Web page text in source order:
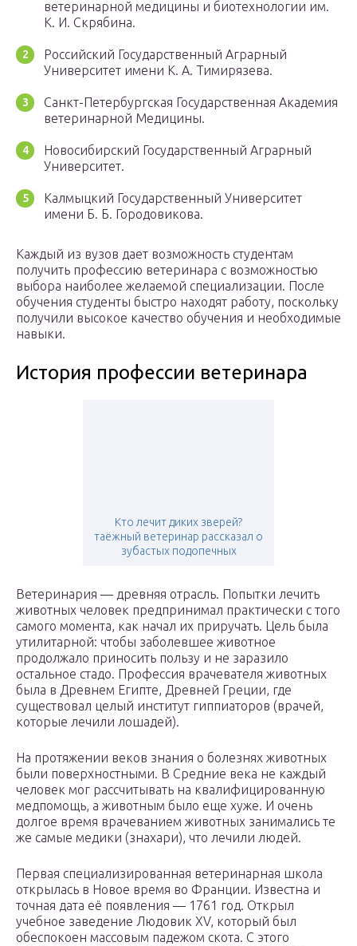
ветеринарной медицины и биотехнологии им.
К. И. Скрябина.
Российский Государственный Аграрный
Университет имени К. А. Тимирязева.
Санкт-Петербургская Государственная Академия
ветеринарной Медицины.
Новосибирский Государственный Аграрный
Университет.
Калмыцкий Государственный Университет
имени Б. Б. Городовикова.
Каждый из вузов дает возможность студентам
получить профессию ветеринара с возможностью
выбора наиболее желаемой специализации. После
обучения студенты быстро находят работу, поскольку
получили высокое качество обучения и необходимые
навыки.
История профессии ветеринара
Кто лечит диких зверей?
таёжный ветеринар рассказал о
зубастых подопечных
Ветеринария — древняя отрасль. Попытки лечить
животных человек предпринимал практически с того
самого момента, как начал их приручать. Цель была
утилитарной: чтобы заболевшее животное
продолжало приносить пользу и не заразило
остальное стадо. Профессия врачевателя животных
была в Древнем Египте, Древней Греции, где
существовал целый институт гиппиаторов (врачей,
которые лечили лошадей).
На протяжении веков знания о болезнях животных
были поверхностными. В Средние века не каждый
человек мог рассчитывать на квалифицированную
медпомощь, а животным было еще хуже. И очень
долгое время врачеванием животных занимались те
же самые медики (знахари), что лечили людей.
Первая специализированная ветеринарная школа
открылась в Новое время во Франции. Известна и
точная дата её появления — 1761 год. Открыл
учебное заведение Людовик XV, который был
обеспокоен массовым падежом скота. С этого